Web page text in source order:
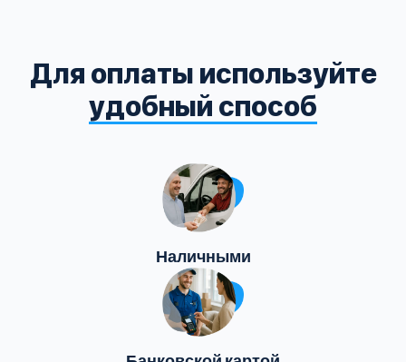
Для оплаты используйте
удобный способ
Наличными